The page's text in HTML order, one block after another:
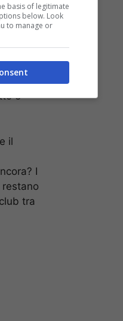
vertice,
è
il
I
tra
basis of legitimate
below. Look
to manage or